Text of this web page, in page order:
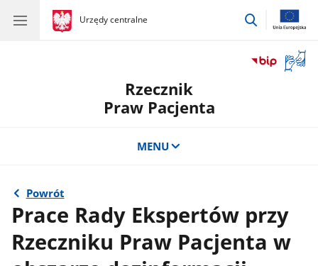
gov.pl
Urzędy centralne
gov.pl
Urzędy
przejdź
okno
Rzecznik
Praw Pacjenta
MENU
Powrót
Prace Rady Ekspertów przy
Rzeczniku Praw Pacjenta w